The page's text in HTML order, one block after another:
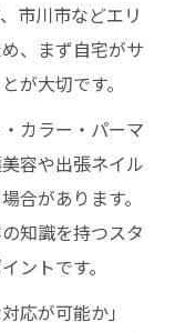
市川市などエリ
、まず自宅がサ
が大切です。
カラー・パーマ
容や出張ネイル
合があります。
知識を持つスタ
ントです。
応が可能か」